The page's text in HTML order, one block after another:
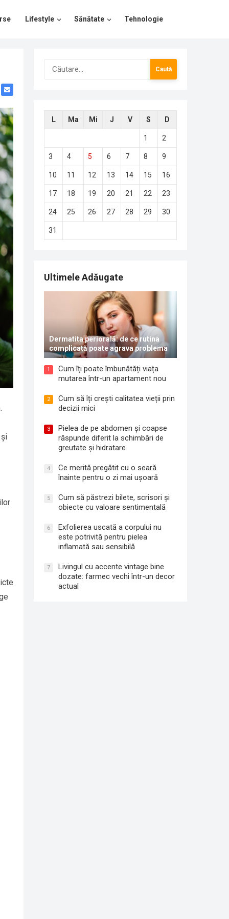
Lifestyle Sănătate Tehnologie
Caută
după:
L Ma Mi J V S D
1 2
3 4 5 6 7 8 9
10 11 12 13 14 15 16
17 18 19 20 21 22 23
24 25 26 27 28 29 30
31
Ultimele Adăugate
Dermatita periorală: de ce rutina
complicată poate agrava problema
1
Cum îți poate îmbunătăți viața
mutarea într-un apartament nou
2
Cum să îți crești calitatea vieții prin
decizii mici
3
Pielea de pe abdomen și coapse
răspunde diferit la schimbări de
greutate și hidratare
4
Ce merită pregătit cu o seară
înainte pentru o zi mai ușoară
5
Cum să păstrezi bilete, scrisori și
obiecte cu valoare sentimentală
6
Exfolierea uscată a corpului nu
este potrivită pentru pielea
inflamată sau sensibilă
7
Livingul cu accente vintage bine
dozate: farmec vechi într-un decor
actual